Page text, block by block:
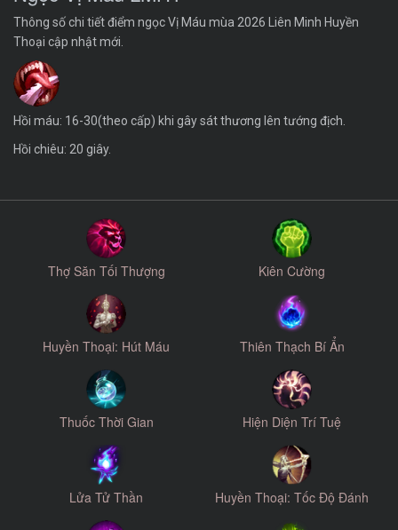
Thông số chi tiết điểm ngọc Vị Máu mùa 2026 Liên Minh Huyền
Thoại cập nhật mới.
Hồi máu: 16-30(theo cấp) khi gây sát thương lên tướng địch.
Hồi chiêu: 20 giây.
Thợ Săn Tối Thượng Kiên Cường
Huyền Thoại: Hút Máu Thiên Thạch Bí Ẩn
Thuốc Thời Gian Hiện Diện Trí Tuệ
Lửa Tử Thần Huyền Thoại: Tốc Độ Đánh